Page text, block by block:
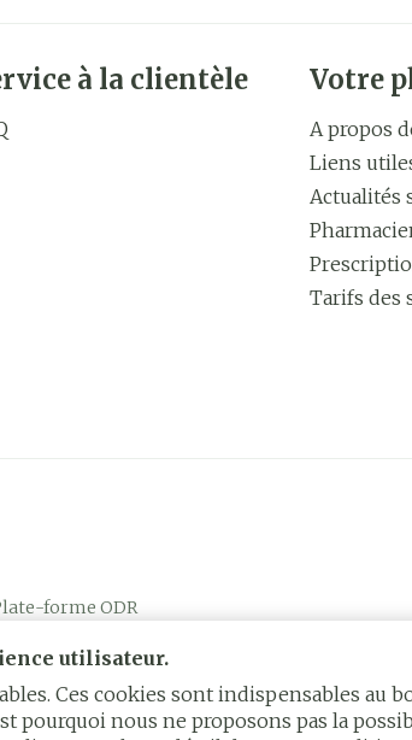
utilisateur.
Ces cookies sont indispensables au
pourquoi nous ne proposons pas la
à la clientèle Votre
A propos
Liens
Actualités
Tarifs des
forme ODR